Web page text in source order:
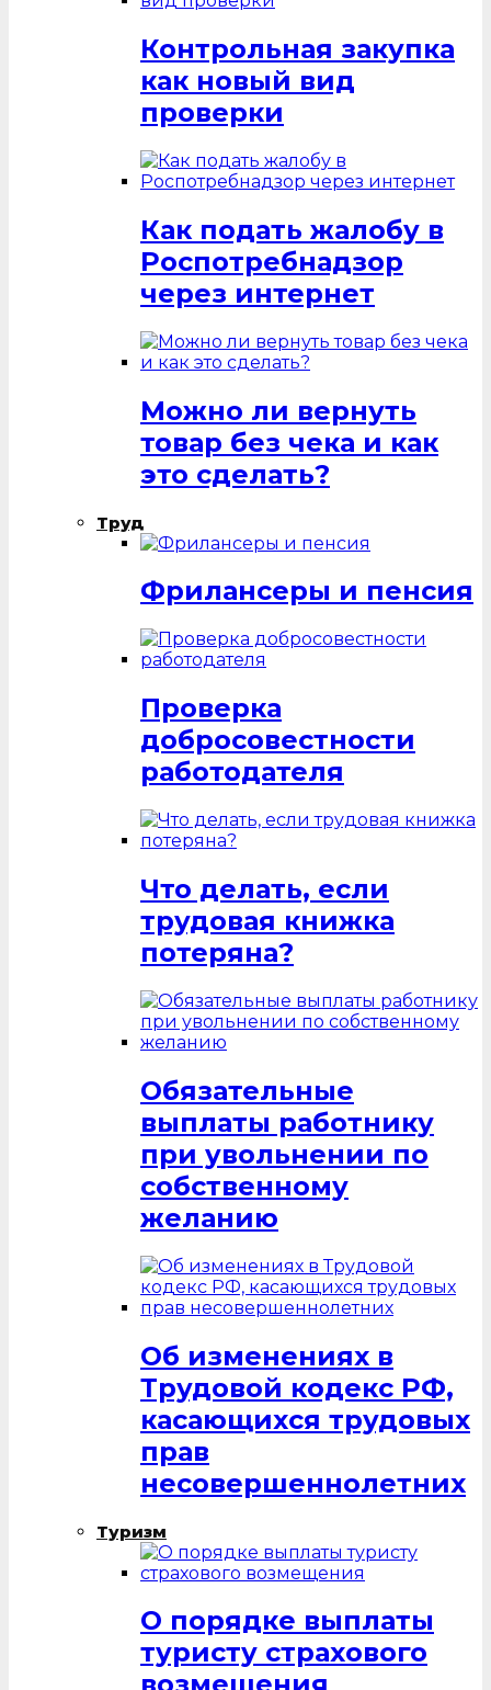
Контрольная закупка
как новый вид
проверки
Как подать жалобу в
Роспотребнадзор
через интернет
Можно ли вернуть
товар без чека и как
это сделать?
Труд
Фрилансеры и пенсия
Проверка
добросовестности
работодателя
Что делать, если
трудовая книжка
потеряна?
Обязательные
выплаты работнику
при увольнении по
собственному
желанию
Об изменениях в
Трудовой кодекс РФ,
касающихся трудовых
прав
несовершеннолетних
Туризм
О порядке выплаты
туристу страхового